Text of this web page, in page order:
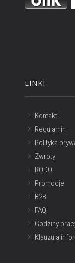
LINKI
Kontakt
Regulamin
Polityka
Zwroty
RODO
Promocje
B2B
FAQ
Godziny
Klauzula